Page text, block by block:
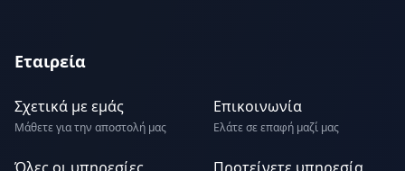
Εταιρεία
Σχετικά με εμάς
Μάθετε για την αποστολή μας
Επικοινωνία
Ελάτε σε επαφή μαζί μας